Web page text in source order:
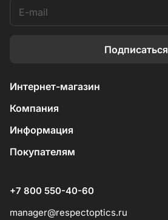
Подписаться
Интернет-магазин
Компания
Информация
Покупателям
+7 800 550-40-60
manager@respectoptics.ru